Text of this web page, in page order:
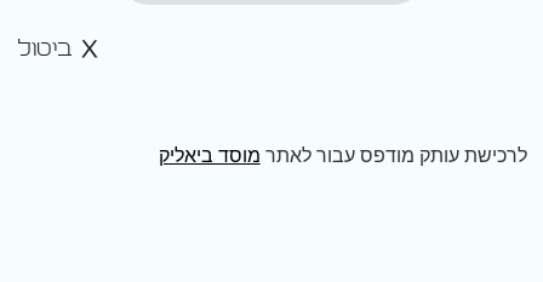
ביטול
לרכישת עותק מודפס עבור לאתר מוסד ביאליק